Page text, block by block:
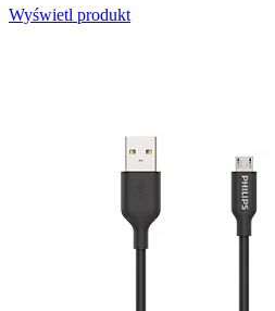
Wyświetl produkt